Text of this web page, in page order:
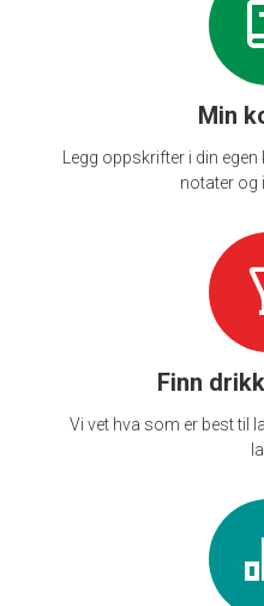
Min
Legg oppskrifter i din
notater og
Finn
Vi vet hva som er best til